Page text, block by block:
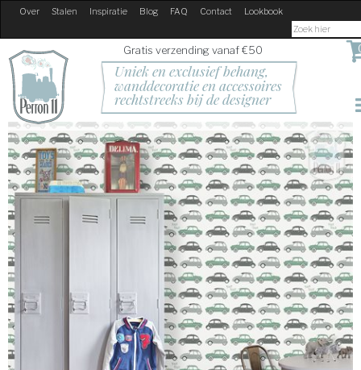
Over Stalen Inspiratie Blog FAQ Contact Lookbook
Gratis verzending vanaf €50
Uniek en exclusief behang,
wanddecoratie en accessoires
rechtstreeks bij de designer